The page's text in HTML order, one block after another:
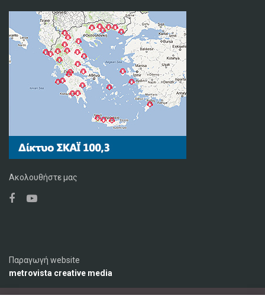
Ακολουθήστε μας
Παραγωγή website
metrovista creative media